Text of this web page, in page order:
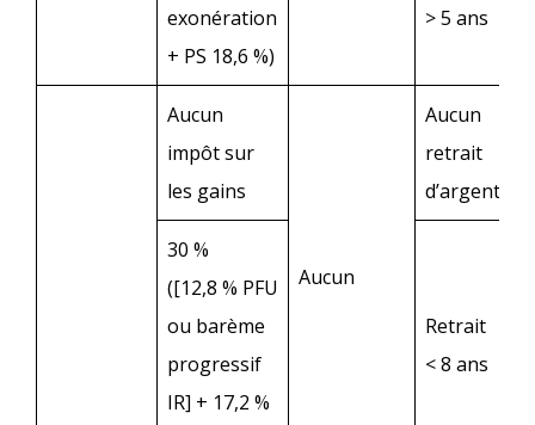
exonération
+ PS 18,6 %)
> 5 ans
Aucun
impôt sur
les gains
Aucun
Aucun
retrait
d’argent
30 %
([12,8 % PFU
ou barème
progressif
IR] + 17,2 %
Retrait
< 8 ans